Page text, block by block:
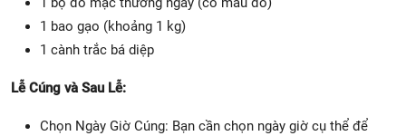
1 bao gạo (khoảng 1 kg)
1 cành trắc bá diệp
Lễ Cúng và Sau Lễ:
Chọn Ngày Giờ Cúng: Bạn cần chọn ngày giờ cụ thể để